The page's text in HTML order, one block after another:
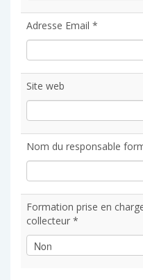
Adresse Email *
Site web
Nom du responsable
Formation prise en
collecteur *